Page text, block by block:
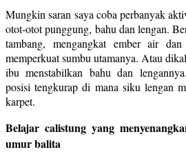
Mungkin saran saya coba perbanyak
otot-otot punggung, bahu dan lengan.
tambang, mengangkat ember air
memperkuat sumbu utamanya. Atau
ibu menstabilkan bahu dan
posisi tengkurap di mana siku lengan
karpet.
Belajar calistung yang
umur balita